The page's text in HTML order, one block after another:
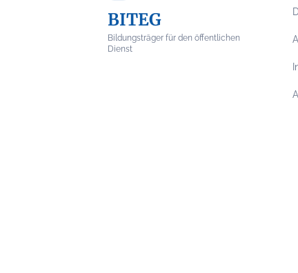
BITEG
Bildungsträger für den öffentlichen
Dienst